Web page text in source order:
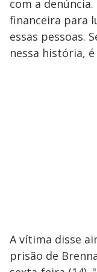
com a
financeira para
essas pessoas.
nessa história,
A vítima disse
prisão de